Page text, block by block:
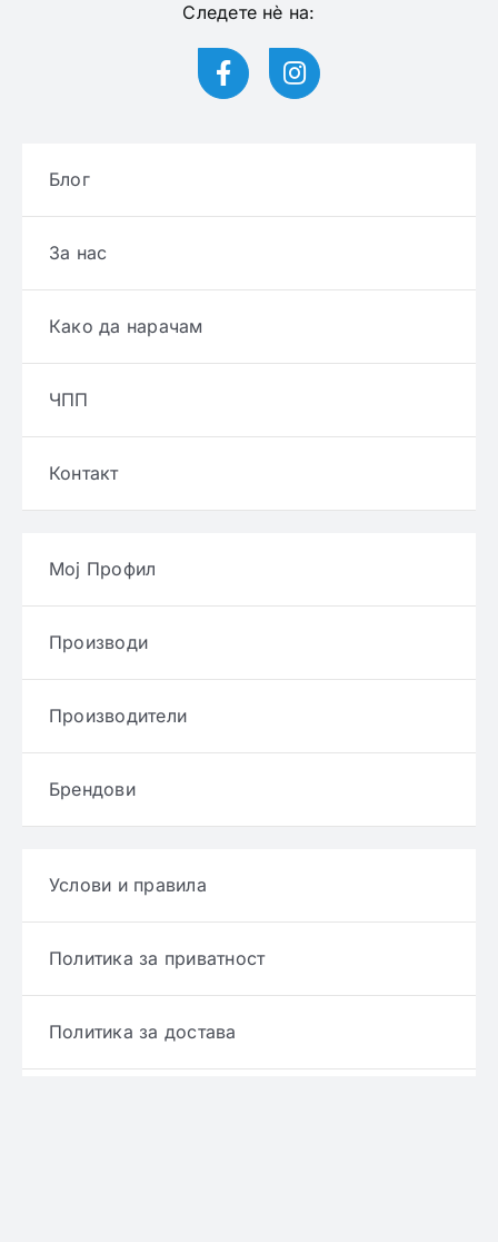
Следете нѐ на:
Блог
За нас
Како да нарачам
ЧПП
Контакт
Мој Профил
Производи
Производители
Брендови
Услови и правила
Политика за приватност
Политика за достава